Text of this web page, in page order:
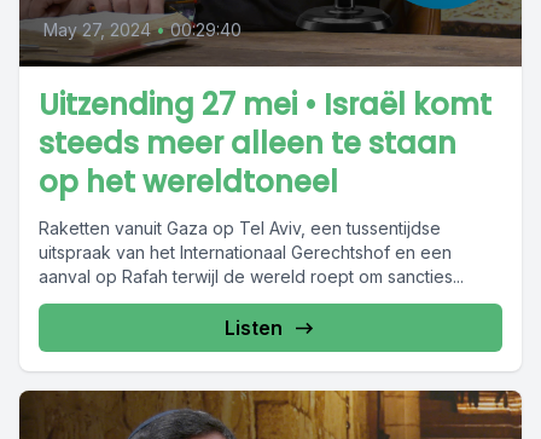
May 27, 2024 • 00:29:40
Uitzending 27 mei • Israël komt
steeds meer alleen te staan
op het wereldtoneel
Raketten vanuit Gaza op Tel Aviv, een tussentijdse
uitspraak van het Internationaal Gerechtshof en een
aanval op Rafah terwijl de wereld roept om sancties...
Listen